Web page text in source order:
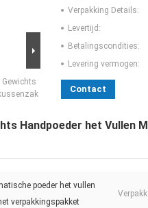
Verpakking Details:
Levertijd:
Betalingscondities:
Levering vermogen:
Contact
Handpoeder het Vullen
poeder het vullen
verpakkingspakket